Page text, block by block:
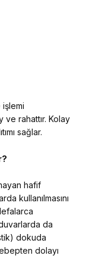
işlemi
rahattır. Kolay
sağlar.
hafif
kullanılmasını
da
dokuda
dolayı